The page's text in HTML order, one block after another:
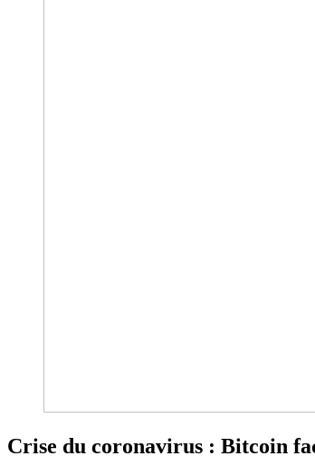
Crise du coronavirus : Bitcoin